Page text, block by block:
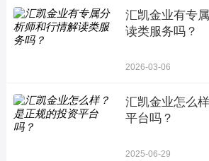
汇凯金业有专
读类服务吗？
2026-03-06
汇凯金业怎么
平台吗？
2025-06-29